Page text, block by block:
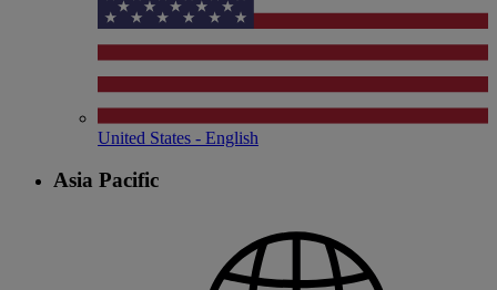
United States - English
Asia Pacific